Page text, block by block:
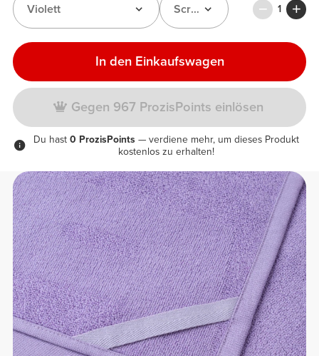
Script Sporthandtuch
Violett 1
In den Einkaufswagen
Gegen 967 ProzisPoints einlösen
Du hast 0 ProzisPoints — verdiene mehr, um dieses Produkt
kostenlos zu erhalten!